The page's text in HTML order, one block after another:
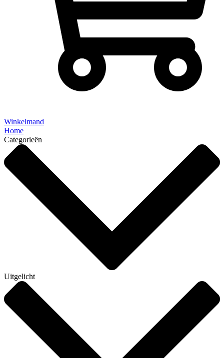
Winkelmand
Home
Categorieën
Uitgelicht